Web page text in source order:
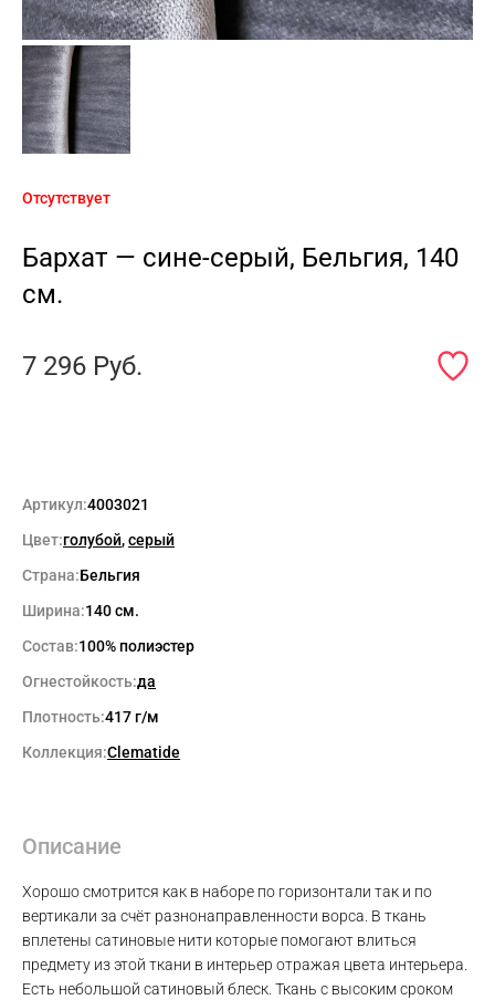
Отсутствует
Бархат — сине-серый, Бельгия, 140
см.
7 296 Руб.
Артикул:4003021
Цвет:голубой,серый
Страна:Бельгия
Ширина:140 см.
Состав:100% полиэстер
Огнестойкость:да
Плотность:417 г/м
Коллекция:Clematide
Описание
Хорошо смотрится как в наборе по горизонтали так и по
вертикали за счёт разнонаправленности ворса. В ткань
вплетены сатиновые нити которые помогают влиться
предмету из этой ткани в интерьер отражая цвета интерьера.
Есть небольшой сатиновый блеск. Ткань с высоким сроком
Max